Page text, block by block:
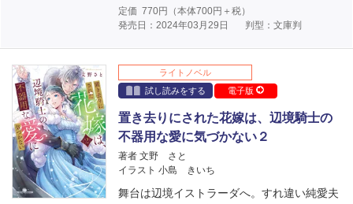
定価 770円（本体700円＋税）
発売日：2024年03月29日
判型：文庫判
ライトノベル
試し読みをする
電子版
置き去りにされた花嫁は、辺境騎士の
不器用な愛に気づかない２
著者 文野 さと
イラスト 小島 きいち
舞台は辺境イストラーダへ。すれ違い純愛夫